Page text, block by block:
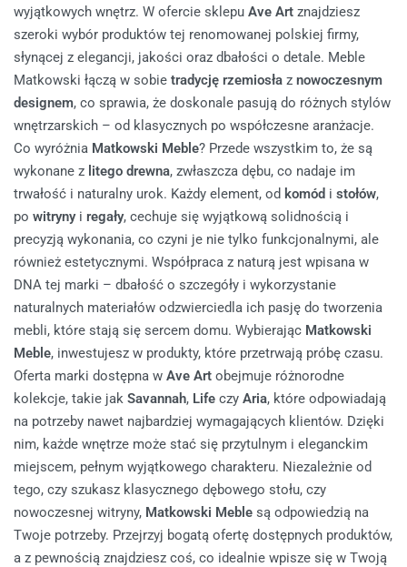
wyjątkowych wnętrz. W ofercie sklepu Ave Art znajdziesz
szeroki wybór produktów tej renomowanej polskiej firmy,
słynącej z elegancji, jakości oraz dbałości o detale. Meble
Matkowski łączą w sobie tradycję rzemiosła z nowoczesnym
designem, co sprawia, że doskonale pasują do różnych stylów
wnętrzarskich – od klasycznych po współczesne aranżacje.
Co wyróżnia Matkowski Meble? Przede wszystkim to, że są
wykonane z litego drewna, zwłaszcza dębu, co nadaje im
trwałość i naturalny urok. Każdy element, od komód i stołów,
po witrynyi regały, cechuje się wyjątkową solidnością i
precyzją wykonania, co czyni je nie tylko funkcjonalnymi, ale
również estetycznymi. Współpraca z naturą jest wpisana w
DNA tej marki – dbałość o szczegóły i wykorzystanie
naturalnych materiałów odzwierciedla ich pasję do tworzenia
mebli, które stają się sercem domu. Wybierając Matkowski
Meble, inwestujesz w produkty, które przetrwają próbę czasu.
Oferta marki dostępna w Ave Art obejmuje różnorodne
kolekcje, takie jak Savannah, Life czy Aria, które odpowiadają
na potrzeby nawet najbardziej wymagających klientów. Dzięki
nim, każde wnętrze może stać się przytulnym i eleganckim
miejscem, pełnym wyjątkowego charakteru. Niezależnie od
tego, czy szukasz klasycznego dębowego stołu, czy
nowoczesnej witryny, Matkowski Meble są odpowiedzią na
Twoje potrzeby. Przejrzyj bogatą ofertę dostępnych produktów,
a z pewnością znajdziesz coś, co idealnie wpisze się w Twoją